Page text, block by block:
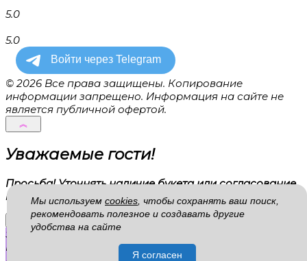
5.0
5.0
© 2026 Все права защищены. Копирование
информации запрещено. Информация на сайте не
является публичной офертой.
Уважаемые гости!
Просьба! Уточнять наличие букета или согласование
по замене у менеджера!
Shopping cart 0
В корзине нет никаких продуктов!
Мы используем cookies , чтобы сохранять ваш поиск,
рекомендовать полезное и создавать другие
удобства на сайте
Я согласен